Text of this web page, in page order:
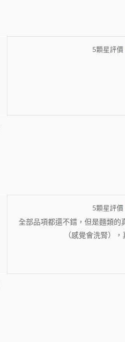
5顆星評價
5顆星評價
全部品項都還不錯，但是麵類的
（感覺會洗腎），